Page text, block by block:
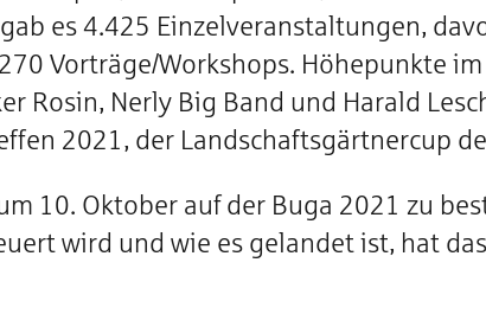
es 4.425 Einzelveranstaltungen,
Vorträge/Workshops. Höhepunkte
Rosin, Nerly Big Band und Harald
2021, der Landschaftsgärtnercup
10. Oktober auf der Buga 2021 zu
wird und wie es gelandet ist, hat